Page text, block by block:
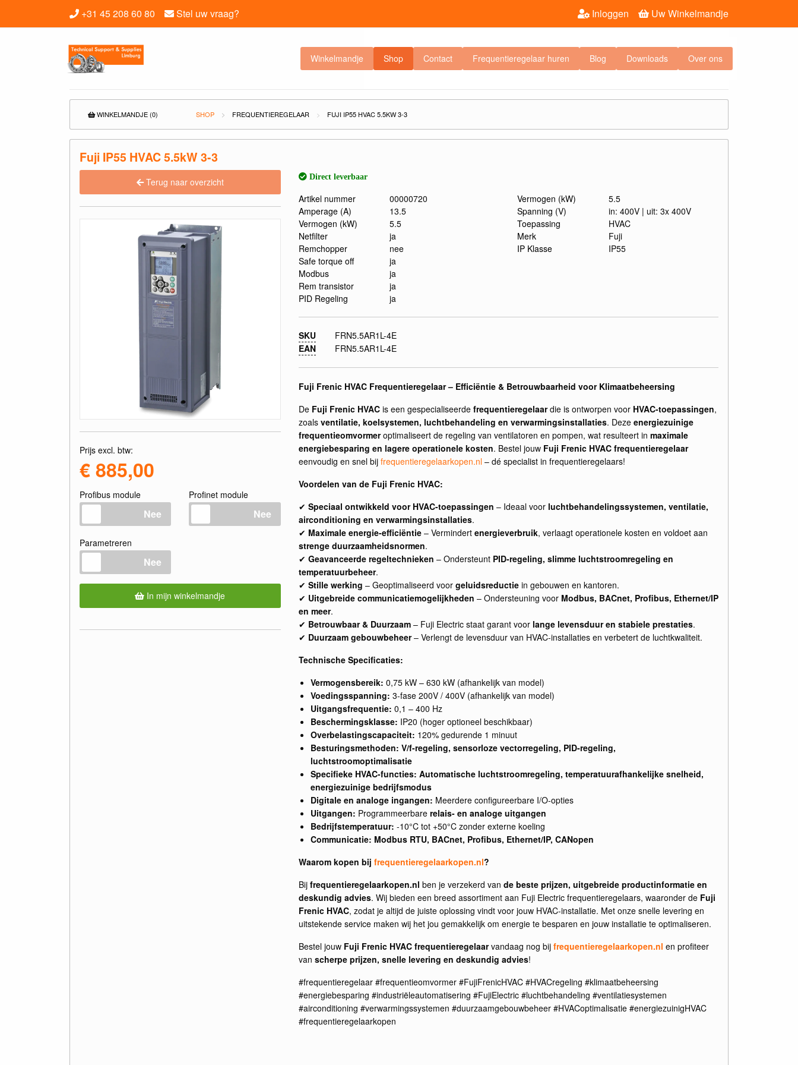
+31 45 208 60 80 Stel uw vraag? Uw Winkelmandje
Inloggen
Winkelmandje Shop Contact Frequentieregelaar huren Blog Downloads Over ons
WINKELMANDJE (0) SHOP FREQUENTIEREGELAAR FUJI IP55 HVAC 5.5KW 3-3
Fuji IP55 HVAC 5.5kW 3-3
Terug naar overzicht
Prijs excl. btw:
€ 885,00
Profibus module
Nee
Profinet module
Nee
Parametreren
Nee
In mijn winkelmandje
Direct leverbaar
Artikel nummer
00000720
Amperage (A)
13.5
Vermogen (kW)
5.5
Netfilter
ja
Remchopper
nee
Safe torque off
ja
Modbus
ja
Rem transistor
ja
PID Regeling
ja
Vermogen (kW)
5.5
Spanning (V)
in: 400V | uit: 3x 400V
Toepassing
HVAC
Merk
Fuji
IP Klasse
IP55
SKU
FRN5.5AR1L-4E
EAN
FRN5.5AR1L-4E
Fuji Frenic HVAC Frequentieregelaar – Efficiëntie & Betrouwbaarheid voor Klimaatbeheersing
De Fuji Frenic HVACis een gespecialiseerde frequentieregelaardie is ontworpen voor HVAC-toepassingen,
zoals ventilatie, koelsystemen, luchtbehandeling en verwarmingsinstallaties. Deze energiezuinige
frequentieomvormeroptimaliseert de regeling van ventilatoren en pompen, wat resulteert in maximale
energiebesparing en lagere operationele kosten. Bestel jouw Fuji Frenic HVAC frequentieregelaar
eenvoudig en snel bij frequentieregelaarkopen.nl– dé specialist in frequentieregelaars!
Voordelen van de Fuji Frenic HVAC:
✔ Speciaal ontwikkeld voor HVAC-toepassingen – Ideaal voor luchtbehandelingssystemen, ventilatie,
airconditioning en verwarmingsinstallaties.
✔ Maximale energie-efficiëntie– Vermindert energieverbruik, verlaagt operationele kosten en voldoet aan
strenge duurzaamheidsnormen.
✔ Geavanceerde regeltechnieken – Ondersteunt PID-regeling, slimme luchtstroomregeling en
temperatuurbeheer.
✔ Stille werking – Geoptimaliseerd voor geluidsreductiein gebouwen en kantoren.
✔ Uitgebreide communicatiemogelijkheden – Ondersteuning voor Modbus, BACnet, Profibus, Ethernet/IP
en meer.
✔ Betrouwbaar & Duurzaam– Fuji Electric staat garant voor lange levensduur en stabiele prestaties.
✔ Duurzaam gebouwbeheer– Verlengt de levensduur van HVAC-installaties en verbetert de luchtkwaliteit.
Technische Specificaties:
Vermogensbereik: 0,75 kW – 630 kW (afhankelijk van model)
Voedingsspanning: 3-fase 200V / 400V (afhankelijk van model)
Uitgangsfrequentie: 0,1 – 400 Hz
Beschermingsklasse: IP20 (hoger optioneel beschikbaar)
Overbelastingscapaciteit: 120% gedurende 1 minuut
Besturingsmethoden: V/f-regeling, sensorloze vectorregeling, PID-regeling,
luchtstroomoptimalisatie
Specifieke HVAC-functies: Automatische luchtstroomregeling, temperatuurafhankelijke snelheid,
energiezuinige bedrijfsmodus
Digitale en analoge ingangen: Meerdere configureerbare I/O-opties
Uitgangen: Programmeerbare relais- en analoge uitgangen
Bedrijfstemperatuur: -10°C tot +50°C zonder externe koeling
Communicatie: Modbus RTU, BACnet, Profibus, Ethernet/IP, CANopen
Waarom kopen bij frequentieregelaarkopen.nl?
Bij frequentieregelaarkopen.nl ben je verzekerd van de beste prijzen, uitgebreide productinformatie en
deskundig advies. Wij bieden een breed assortiment aan Fuji Electric frequentieregelaars, waaronder de Fuji
Frenic HVAC, zodat je altijd de juiste oplossing vindt voor jouw HVAC-installatie. Met onze snelle levering en
uitstekende service maken wij het jou gemakkelijk om energie te besparen en jouw installatie te optimaliseren.
Bestel jouw Fuji Frenic HVAC frequentieregelaarvandaag nog bij frequentieregelaarkopen.nl en profiteer
van scherpe prijzen, snelle levering en deskundig advies!
#frequentieregelaar #frequentieomvormer #FujiFrenicHVAC #HVACregeling #klimaatbeheersing
#energiebesparing #industriëleautomatisering #FujiElectric #luchtbehandeling #ventilatiesystemen
#airconditioning #verwarmingssystemen #duurzaamgebouwbeheer #HVACoptimalisatie #energiezuinigHVAC
#frequentieregelaarkopen